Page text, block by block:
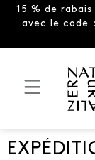
15 % de
avec le code :